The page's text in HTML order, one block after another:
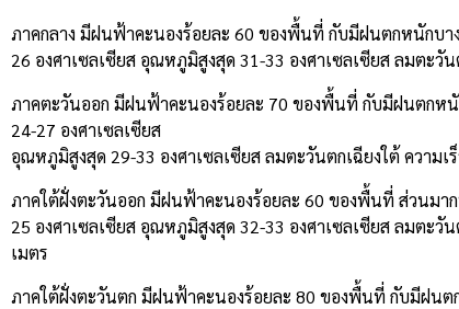
ภาคกลาง มีฝนฟ้าคะนองร้อยละ 60 ของพื้นที่ กับมีฝนตกหนักบ
26 องศาเซลเซียส อุณหภูมิสูงสุด 31-33 องศาเซลเซียส ลมตะวั
ภาคตะวันออก มีฝนฟ้าคะนองร้อยละ 70 ของพื้นที่ กับมีฝนตกห
24-27 องศาเซลเซียส
อุณหภูมิสูงสุด 29-33 องศาเซลเซียส ลมตะวันตกเฉียงใต้ ควา
ภาคใต้ฝั่งตะวันออก มีฝนฟ้าคะนองร้อยละ 60 ของพื้นที่ ส่วนม
25 องศาเซลเซียส อุณหภูมิสูงสุด 32-33 องศาเซลเซียส ลมตะ
เมตร
ภาคใต้ฝั่งตะวันตก มีฝนฟ้าคะนองร้อยละ 80 ของพื้นที่ กับมีฝน